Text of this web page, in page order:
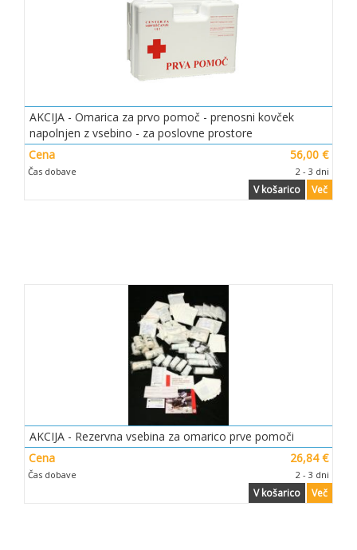
AKCIJA - Omarica za prvo pomoč - prenosni kovček
napolnjen z vsebino - za poslovne prostore
Cena
56,00 €
Čas dobave 2 - 3 dni
Več
V košarico
AKCIJA - Rezervna vsebina za omarico prve pomoči
Cena
26,84 €
Čas dobave 2 - 3 dni
Več
V košarico